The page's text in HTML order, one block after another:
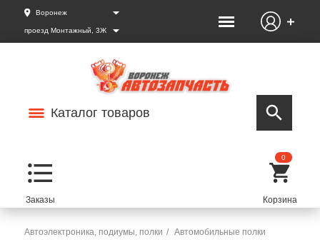
Воронеж
проезд Монтажный, 3Ж
Каталог товаров
0
Автоэлектроника, подиумы, полки Автомобильные полки